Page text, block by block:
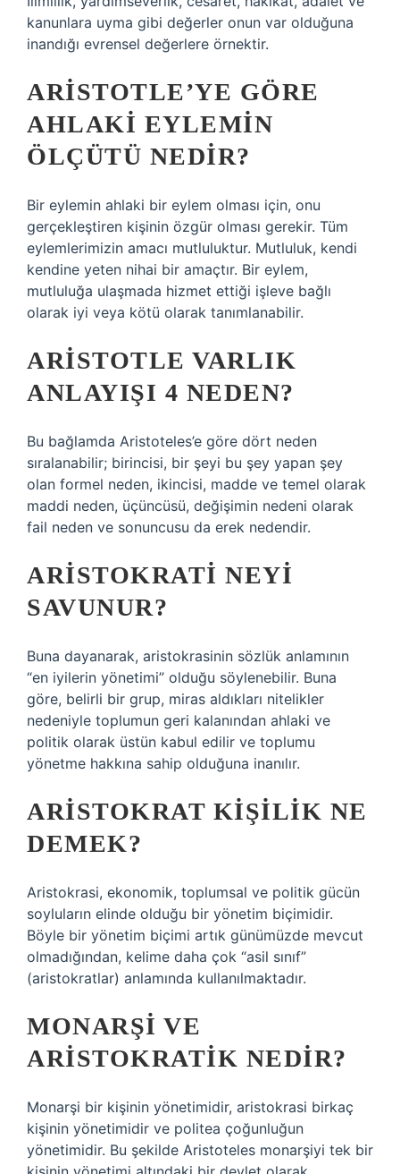
kanunlara uyma gibi değerler onun var olduğuna
inandığı evrensel değerlere örnektir.
ARISTOTLE’YE GÖRE
AHLAKI EYLEMIN
ÖLÇÜTÜ NEDIR?
Bir eylemin ahlaki bir eylem olması için, onu
gerçekleştiren kişinin özgür olması gerekir. Tüm
eylemlerimizin amacı mutluluktur. Mutluluk, kendi
kendine yeten nihai bir amaçtır. Bir eylem,
mutluluğa ulaşmada hizmet ettiği işleve bağlı
olarak iyi veya kötü olarak tanımlanabilir.
ARISTOTLE VARLIK
ANLAYIŞI 4 NEDEN?
Bu bağlamda Aristoteles’e göre dört neden
sıralanabilir; birincisi, bir şeyi bu şey yapan şey
olan formel neden, ikincisi, madde ve temel olarak
maddi neden, üçüncüsü, değişimin nedeni olarak
fail neden ve sonuncusu da erek nedendir.
ARISTOKRATI NEYI
SAVUNUR?
Buna dayanarak, aristokrasinin sözlük anlamının
“en iyilerin yönetimi” olduğu söylenebilir. Buna
göre, belirli bir grup, miras aldıkları nitelikler
nedeniyle toplumun geri kalanından ahlaki ve
politik olarak üstün kabul edilir ve toplumu
yönetme hakkına sahip olduğuna inanılır.
ARISTOKRAT KIŞILIK NE
DEMEK?
Aristokrasi, ekonomik, toplumsal ve politik gücün
soyluların elinde olduğu bir yönetim biçimidir.
Böyle bir yönetim biçimi artık günümüzde mevcut
olmadığından, kelime daha çok “asil sınıf”
(aristokratlar) anlamında kullanılmaktadır.
MONARŞI VE
ARISTOKRATIK NEDIR?
Monarşi bir kişinin yönetimidir, aristokrasi birkaç
kişinin yönetimidir ve politea çoğunluğun
yönetimidir. Bu şekilde Aristoteles monarşiyi tek bir